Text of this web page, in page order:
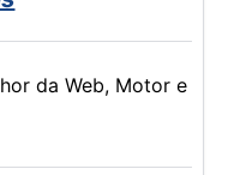
da Web, Motor e